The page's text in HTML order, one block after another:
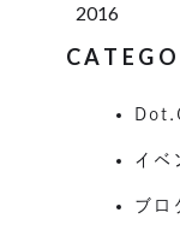
2016
イベ
ブロ